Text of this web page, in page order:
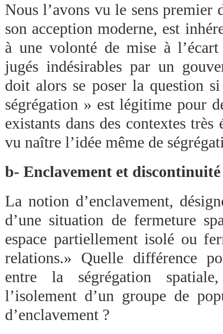
Nous l’avons vu le sens premier
son acception moderne, est
à une volonté de mise à
jugés indésirables par un
doit alors se poser la question
ségrégation » est légitime pour
existants dans des contextes
vu naître l’idée même de
b- Enclavement et discontinuité
La notion d’enclavement,
d’une situation de fermeture
espace partiellement isolé ou
relations.» Quelle différence
entre la ségrégation
l’isolement d’un groupe de
d’enclavement ?